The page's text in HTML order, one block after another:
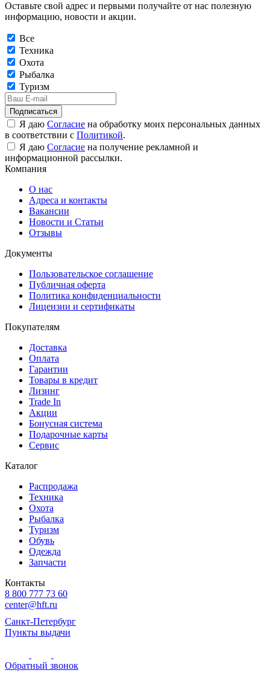
Оставьте свой адрес и первыми получайте от нас полезную
информацию, новости и акции.
Все
Техника
Охота
Рыбалка
Туризм
Подписаться
Я даю Согласие на обработку моих персональных данных
в соответствии с Политикой.
Я даю Согласие на получение рекламной и
информационной рассылки.
Компания
О нас
Адреса и контакты
Вакансии
Новости и Статьи
Отзывы
Документы
Пользовательское соглашение
Публичная оферта
Политика конфиденциальности
Лицензии и сертификаты
Покупателям
Доставка
Оплата
Гарантии
Товары в кредит
Лизинг
Trade In
Акции
Бонусная система
Подарочные карты
Сервис
Каталог
Распродажа
Техника
Охота
Рыбалка
Туризм
Обувь
Одежда
Запчасти
Контакты
8 800 777 73 60
center@hft.ru
Санкт-Петербург
Пункты выдачи
Обратный звонок